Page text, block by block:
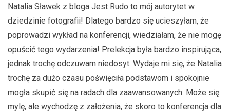
Natalia Sławek z bloga Jest Rudo to mój autorytet w
dziedzinie fotografii! Dlatego bardzo się ucieszyłam, że
poprowadzi wykład na konferencji, wiedziałam, że nie mogę
opuścić tego wydarzenia! Prelekcja była bardzo inspirująca,
jednak trochę odczuwam niedosyt. Wydaje mi się, że Natalia
trochę za dużo czasu poświęciła podstawom i spokojnie
mogła skupić się na radach dla zaawansowanych. Może się
mylę, ale wychodzę z założenia, że skoro to konferencja dla